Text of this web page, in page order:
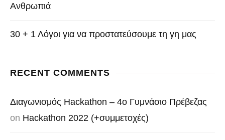
Ανθρωπιά
30 + 1 Λόγοι για να προστατεύσουμε τη γη μας
RECENT COMMENTS
Διαγωνισμός Hackathon – 4o Γυμνάσιο Πρέβεζας
on Hackathon 2022 (+συμμετοχές)